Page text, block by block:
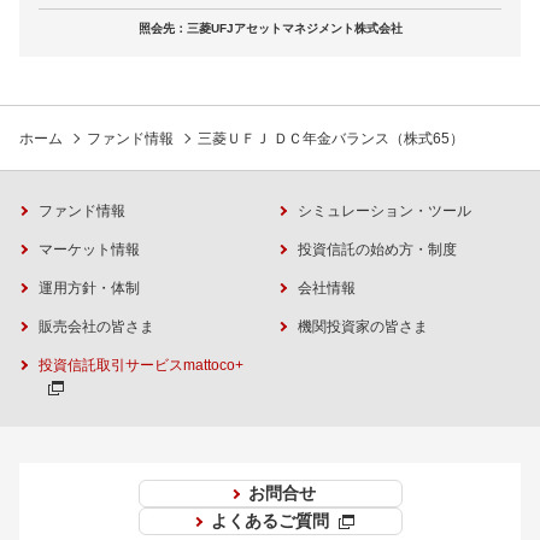
照会先：三菱UFJアセットマネジメント株式会社
ホーム ファンド情報 三菱ＵＦＪ ＤＣ年金バランス（株式65）
ファンド情報 シミュレーション・ツール
マーケット情報 投資信託の始め方・制度
運用方針・体制 会社情報
販売会社の皆さま 機関投資家の皆さま
投資信託取引サービスmattoco+
お問合せ
よくあるご質問